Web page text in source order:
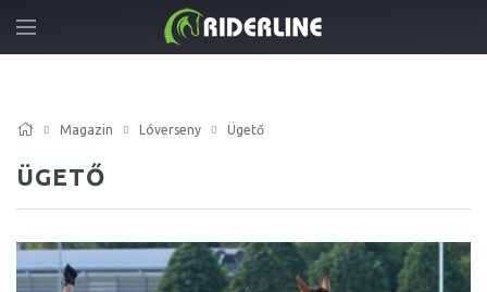
Magazin Lóverseny Ügető
ÜGETŐ